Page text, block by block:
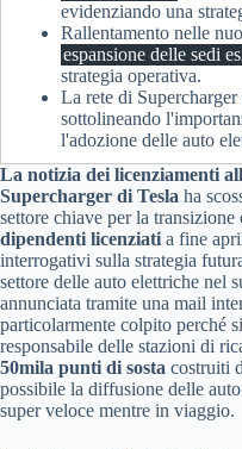
evidenziando una
Rallentamento nelle
espansione delle sedi
strategia operativa.
La rete di Supercharger
sottolineando
l'adozione delle auto
La notizia dei licenziamenti
Supercharger di Tesla ha
settore chiave per la
dipendenti licenziati a fine
interrogativi sulla strategia
settore delle auto elettriche nel
annunciata tramite una mail
particolarmente colpito perché
responsabile delle stazioni di
50mila punti di sosta costruiti
possibile la diffusione delle
super veloce mentre in viaggio.